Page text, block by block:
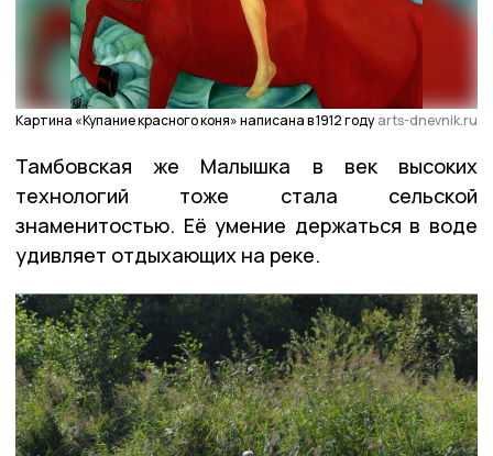
Картина «Купание красного коня» написана в 1912 году arts-dnevnik.ru
Тамбовская же Малышка в век высоких
технологий тоже стала сельской
знаменитостью. Её умение держаться в воде
удивляет отдыхающих на реке.